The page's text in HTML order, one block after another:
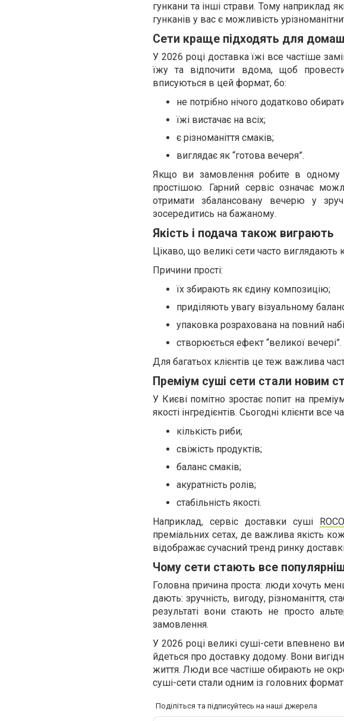
гункани та інші страви. Тому наприклад
гунканів у вас є можливість
Сети краще підходять для
У 2026 році доставка їжі все частіше
їжу та відпочити вдома, щоб
вписуються в цей формат, бо:
не потрібно нічого додатково
їжі вистачає на всіх;
є різноманіття смаків;
виглядає як “готова вечеря”.
Якщо ви замовлення робите в одному
простішою. Гарний сервіс означає
отримати збалансовану вечерю у
зосередитись на бажаному.
Якість і подача також виграють
Цікаво, що великі сети часто виглядають
Причини прості:
їх збирають як єдину композицію;
приділяють увагу візуальному
упаковка розрахована на повний
створюється ефект “великої вечері”.
Для багатьох клієнтів це теж важлива
Преміум суші сети стали новим
У Києві помітно зростає попит на
якості інгредієнтів. Сьогодні клієнти все
кількість риби;
свіжість продуктів;
баланс смаків;
акуратність ролів;
стабільність якості.
Наприклад, сервіс доставки суші
преміальних сетах, де важлива якість
відображає сучасний тренд ринку
Чому сети стають все
Головна причина проста: люди хочуть
дають: зручність, вигоду, різноманіття,
результаті вони стають не просто
замовлення.
У 2026 році великі суші-сети впевнено
йдеться про доставку додому. Вони
життя. Люди все частіше обирають не
суші-сети стали одним із головних
Поділіться та підписуйтесь на наші джерела